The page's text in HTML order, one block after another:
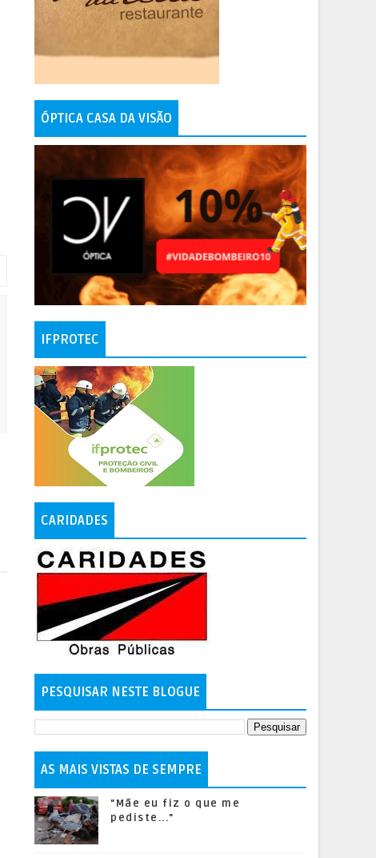
ÓPTICA CASA DA VISÃO
IFPROTEC
CARIDADES
PESQUISAR NESTE BLOGUE
AS MAIS VISTAS DE SEMPRE
"Mãe eu fiz o que me
pediste..."